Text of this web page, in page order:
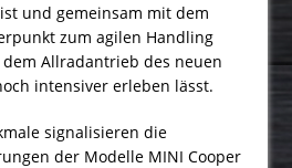
und gemeinsam mit dem
zum agilen Handling
Allradantrieb des neuen
intensiver erleben lässt.
signalisieren die
der Modelle MINI Cooper